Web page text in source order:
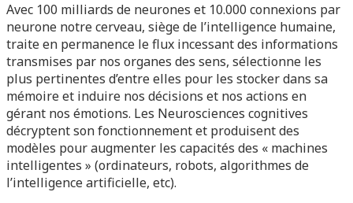
Avec 100 milliards de neurones et 10.000 connexions par
neurone notre cerveau, siège de l’intelligence humaine,
traite en permanence le flux incessant des informations
transmises par nos organes des sens, sélectionne les
plus pertinentes d’entre elles pour les stocker dans sa
mémoire et induire nos décisions et nos actions en
gérant nos émotions. Les Neurosciences cognitives
décryptent son fonctionnement et produisent des
modèles pour augmenter les capacités des « machines
intelligentes » (ordinateurs, robots, algorithmes de
l’intelligence artificielle, etc).